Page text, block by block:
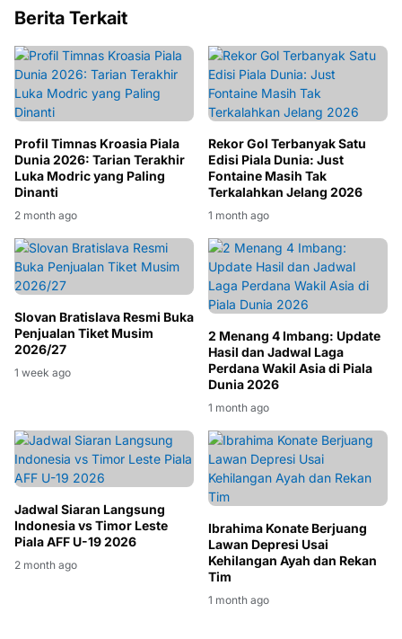
Berita Terkait
Profil Timnas Kroasia Piala
Dunia 2026: Tarian Terakhir
Luka Modric yang Paling
Dinanti
2 month ago
Rekor Gol Terbanyak Satu
Edisi Piala Dunia: Just
Fontaine Masih Tak
Terkalahkan Jelang 2026
1 month ago
Slovan Bratislava Resmi Buka
Penjualan Tiket Musim
2026/27
1 week ago
2 Menang 4 Imbang: Update
Hasil dan Jadwal Laga
Perdana Wakil Asia di Piala
Dunia 2026
1 month ago
Jadwal Siaran Langsung
Indonesia vs Timor Leste
Piala AFF U-19 2026
2 month ago
Ibrahima Konate Berjuang
Lawan Depresi Usai
Kehilangan Ayah dan Rekan
Tim
1 month ago